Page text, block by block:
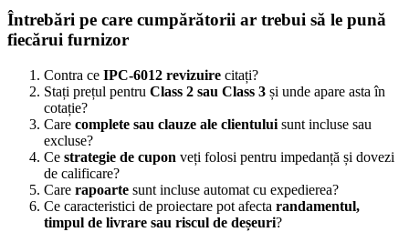
Întrebări pe care cumpărătorii ar trebui să le pună
fiecărui furnizor
Contra ce IPC-6012 revizuire citați?
Stați prețul pentru Class 2 sau Class 3 și unde apare asta în
cotație?
Care complete sau clauze ale clientului sunt incluse sau
excluse?
Ce strategie de cupon veți folosi pentru impedanță și dovezi
de calificare?
Care rapoarte sunt incluse automat cu expedierea?
Ce caracteristici de proiectare pot afecta randamentul,
timpul de livrare sau riscul de deșeuri?